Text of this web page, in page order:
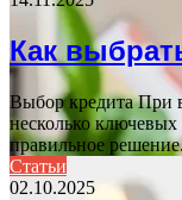
Как
Выбор кредита При
несколько
правильное
Статьи
02.10.2025